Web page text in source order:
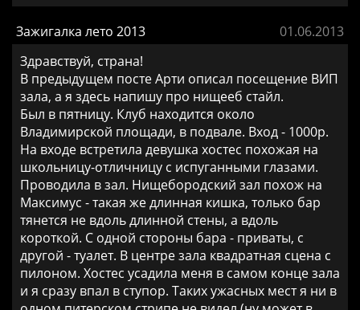
01.06.2013
Зажигалка лето 2013
Здравствуй, страна!
В предыдущем посте Арти описал посещение ВИП
зала, а я здесь напишу про нищееб стайл.
Был в пятницу. Клуб находится около
Владимирской площади, в подвале. Вход - 1000р.
На входе встретила девушка хостес похожая на
школьницу-отличницу с испуганными глазами.
Проводила в зал. Нищебородский зал похож на
Максимус - такая же длинная кишка, только бар
тянется не вдоль длинной стены, а вдоль
короткой. С одной стороны бара - приваты, с
другой - туалет. В центре зала квадратная сцена с
пилоном. Хостес усадила меня в самом конце зала
и я сразу впал в ступор. Таких ужасных мест я ни в